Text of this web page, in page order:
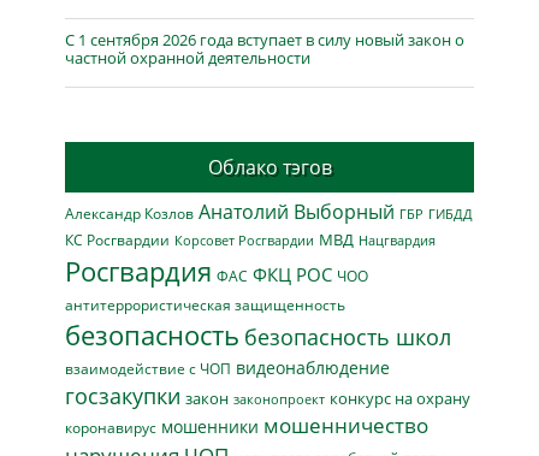
С 1 сентября 2026 года вступает в силу новый закон о
частной охранной деятельности
Облако тэгов
Александр Козлов Анатолий Выборный ГБР ГИБДД
КС Росгвардии Корсовет Росгвардии МВД Нацгвардия
Росгвардия ФАС ФКЦ РОС ЧОО
антитеррористическая защищенность
безопасность безопасность школ
взаимодействие с ЧОП видеонаблюдение
госзакупки закон законопроект конкурс на охрану
коронавирус мошенники мошенничество